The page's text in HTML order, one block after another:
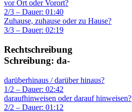
vor Ort oder Vorort?
2/3 – Dauer: 01:40
Zuhause, zuhause oder zu Hause?
3/3 – Dauer: 02:19
Rechtschreibung
Schreibung: da-
darüberhinaus / darüber hinaus?
1/2 – Dauer: 02:42
daraufhinweisen oder darauf hinweisen?
2/2 – Dauer: 01:12